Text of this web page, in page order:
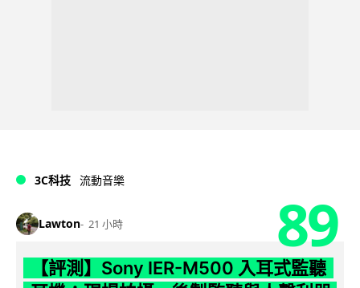
3C科技 流動音樂
Lawton 21 小時 89
【評測】Sony IER-M500 入耳式監聽